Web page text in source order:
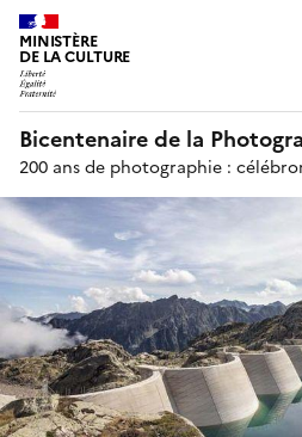
MINISTÈRE
DE LA CULTURE
Bicentenaire de la
200 ans de photographie :